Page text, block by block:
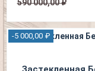
590 000,00 ₽
-5 000,00 ₽